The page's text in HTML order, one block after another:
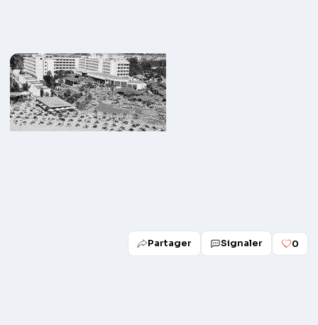
Partager Signaler 0